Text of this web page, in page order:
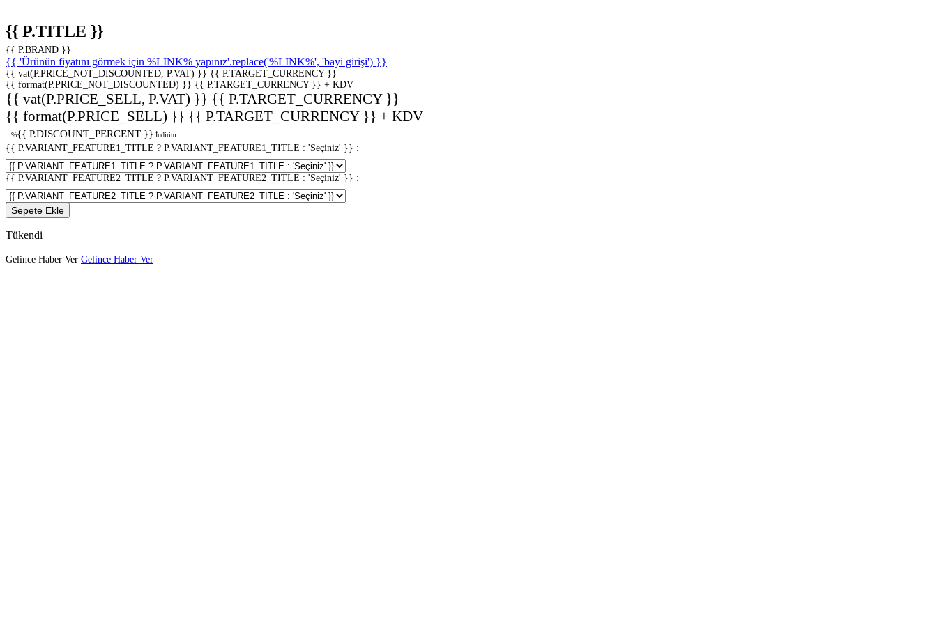
{{ P.TITLE }}
{{ P.BRAND }}
{{ 'Ürünün fiyatını görmek için %LINK% yapınız'.replace('%LINK%', 'bayi girişi') }}
{{ vat(P.PRICE_NOT_DISCOUNTED, P.VAT) }} {{ P.TARGET_CURRENCY }}
{{ format(P.PRICE_NOT_DISCOUNTED) }} {{ P.TARGET_CURRENCY }} + KDV
{{ vat(P.PRICE_SELL, P.VAT) }} {{ P.TARGET_CURRENCY }}
{{ format(P.PRICE_SELL) }} {{ P.TARGET_CURRENCY }} + KDV
%{{ P.DISCOUNT_PERCENT }} İndirim
{{ P.VARIANT_FEATURE1_TITLE ? P.VARIANT_FEATURE1_TITLE : 'Seçiniz' }} :
{{ P.VARIANT_FEATURE2_TITLE ? P.VARIANT_FEATURE2_TITLE : 'Seçiniz' }} :
Sepete Ekle
Tükendi
Gelince Haber Ver Gelince Haber Ver